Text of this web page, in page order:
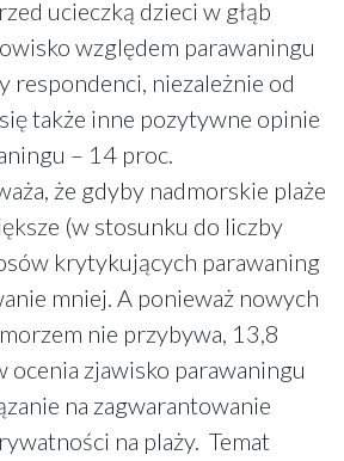
ucieczką dzieci w głąb
względem parawaningu
respondenci, niezależnie od
także inne pozytywne opinie
– 14 proc.
że gdyby nadmorskie plaże
(w stosunku do liczby
krytykujących parawaning
mniej. A ponieważ nowych
nie przybywa, 13,8
ocenia zjawisko parawaningu
na zagwarantowanie
na plaży. Temat